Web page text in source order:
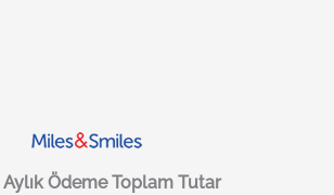
Aylık Ödeme Toplam Tutar